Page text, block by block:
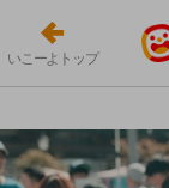
いこーよトップ